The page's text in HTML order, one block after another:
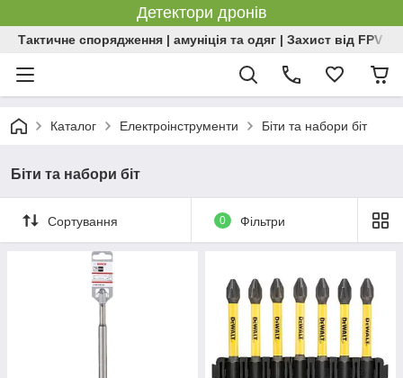
Детектори дронів
Тактичне спорядження | амуніція та одяг | Захист від FPV |
Каталог Електроінструменти Біти та набори біт
Біти та набори біт
Сортування 0 Фільтри